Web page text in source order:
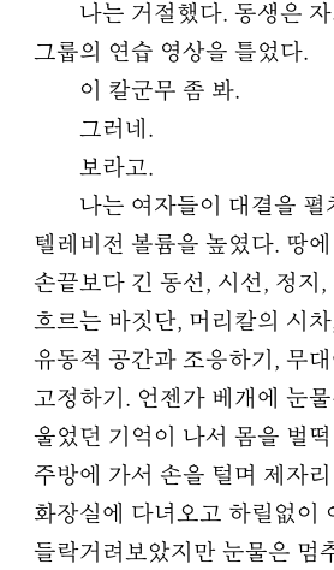
나는 거절했다. 동생은 자
그룹의 연습 영상을 틀었다.
이 칼군무 좀 봐.
그러네.
보라고.
나는 여자들이 대결을 펼
텔레비전 볼륨을 높였다. 땅
손끝보다 긴 동선, 시선, 정지,
흐르는 바짓단, 머리칼의 시
유동적 공간과 조응하기, 무
고정하기. 언젠가 베개에 눈
울었던 기억이 나서 몸을 벌
주방에 가서 손을 털며 제자
화장실에 다녀오고 하릴없이
들락거려보았지만 눈물은 멈